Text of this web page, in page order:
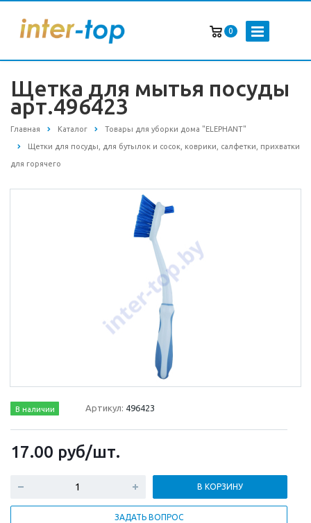
0
Щетка для мытья посуды
арт.496423
Главная Каталог Товары для уборки дома "ELEPHANT"
Щетки для посуды, для бутылок и сосок, коврики, салфетки, прихватки
для горячего
В наличии Артикул: 496423
17.00 руб/шт.
В КОРЗИНУ
ЗАДАТЬ ВОПРОС